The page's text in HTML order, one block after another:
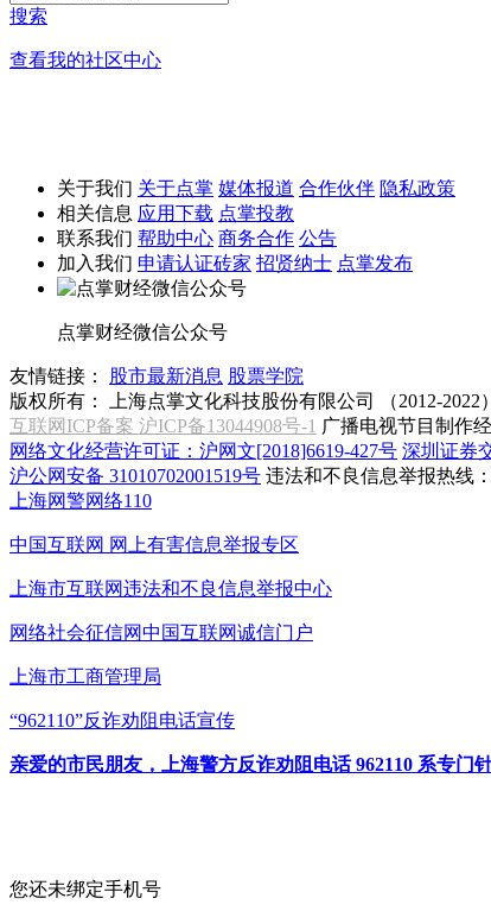
搜索
查看我的社区中心
关于我们 关于点掌 媒体报道 合作伙伴 隐私政策
相关信息 应用下载 点掌投教
联系我们 帮助中心 商务合作 公告
加入我们 申请认证砖家 招贤纳士 点掌发布
点掌财经微信公众号
友情链接： 股市最新消息 股票学院
版权所有：
上海点掌文化科技股份有限公司 （2012-2022）
互联网ICP备案 沪ICP备13044908号-1 广播电视节目制作
网络文化经营许可证：沪网文[2018]6619-427号 深圳证券
沪公网安备 31010702001519号 违法和不良信息举报热线
上海网警网络110
中国互联网 网上有害信息举报专区
上海市互联网违法和不良信息举报中心
网络社会征信网中国互联网诚信门户
上海市工商管理局
“962110”反诈劝阻电话宣传
亲爱的市民朋友，上海警方反诈劝阻电话 962110 系专门
您还未绑定手机号